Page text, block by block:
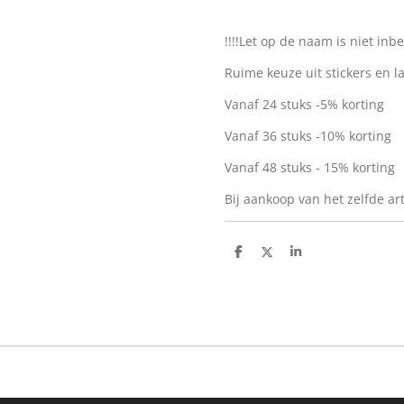
!!!!Let op de naam is niet
Ruime keuze uit stickers en
Vanaf 24 stuks -5% korting
Vanaf 36 stuks -10% korting
Vanaf 48 stuks - 15% korting
Bij aankoop van het zelfde
D
D
S